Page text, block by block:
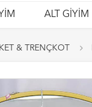
ALT GİYİM
& TRENÇKOT